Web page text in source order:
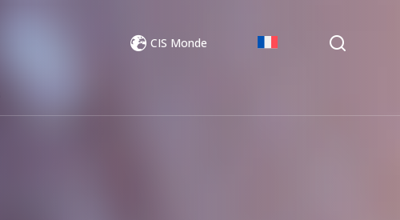
CIS Monde